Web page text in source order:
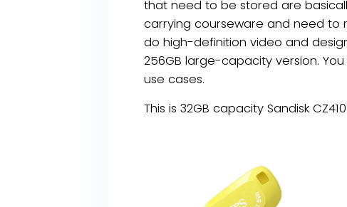
that need to be stored are
carrying courseware and need to
do high-definition video and
256GB large-capacity version.
use cases.
This is 32GB capacity Sandisk